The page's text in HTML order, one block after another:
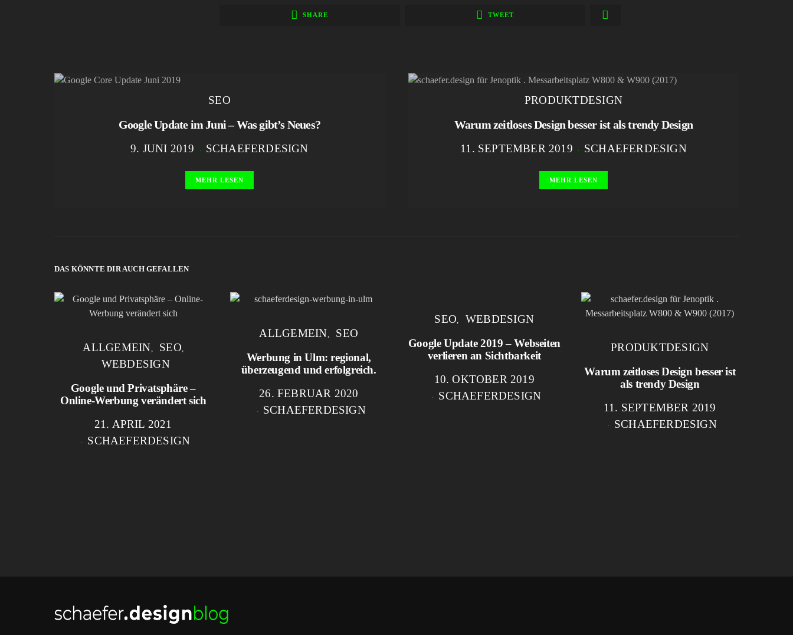
SHARE TWEET
SEO
Google Update im Juni – Was gibt’s Neues?
9. JUNI 2019 SCHAEFERDESIGN
MEHR LESEN
PRODUKTDESIGN
Warum zeitloses Design besser ist als trendy Design
11. SEPTEMBER 2019 SCHAEFERDESIGN
MEHR LESEN
DAS KÖNNTE DIR AUCH GEFALLEN
ALLGEMEIN
SEO
WEBDESIGN
Google und Privatsphäre –
Online-Werbung verändert sich
21. APRIL 2021
SCHAEFERDESIGN
ALLGEMEIN
SEO
Werbung in Ulm: regional,
überzeugend und erfolgreich.
26. FEBRUAR 2020
SCHAEFERDESIGN
SEO
WEBDESIGN
Google Update 2019 – Webseiten
verlieren an Sichtbarkeit
10. OKTOBER 2019
SCHAEFERDESIGN
PRODUKTDESIGN
Warum zeitloses Design besser ist
als trendy Design
11. SEPTEMBER 2019
SCHAEFERDESIGN